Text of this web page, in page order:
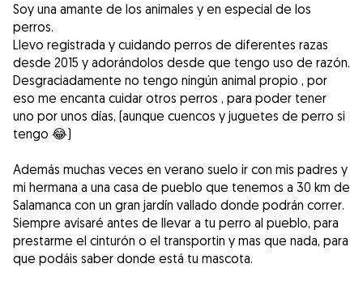
Soy una amante de los animales y en especial de los
perros.
Llevo registrada y cuidando perros de diferentes razas
desde 2015 y adorándolos desde que tengo uso de razón.
Desgraciadamente no tengo ningún animal propio , por
eso me encanta cuidar otros perros , para poder tener
uno por unos días, (aunque cuencos y juguetes de perro si
tengo 😂)
Además muchas veces en verano suelo ir con mis padres y
mi hermana a una casa de pueblo que tenemos a 30 km de
Salamanca con un gran jardín vallado donde podrán correr.
Siempre avisaré antes de llevar a tu perro al pueblo, para
prestarme el cinturón o el transportin y mas que nada, para
que podáis saber donde está tu mascota.